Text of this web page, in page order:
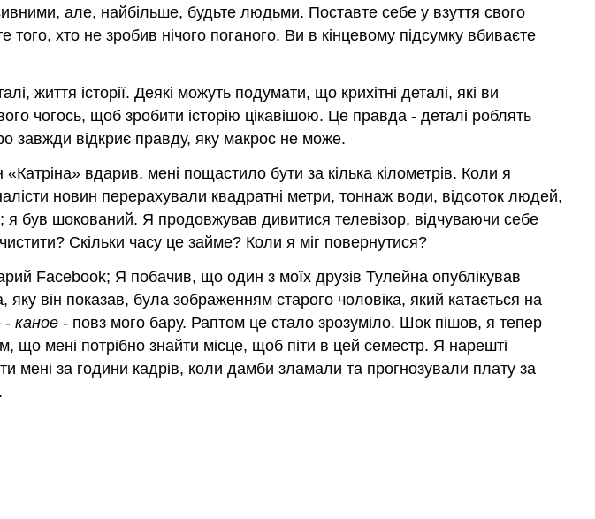
але, найбільше, будьте людьми. Поставте себе у взуття свого
хто не зробив нічого поганого. Ви в кінцевому підсумку вбиваєте
історії. Деякі можуть подумати, що крихітні деталі, які ви
чогось, щоб зробити історію цікавішою. Це правда - деталі роблять
завжди відкриє правду, яку макрос не може.
вдарив, мені пощастило бути за кілька кілометрів. Коли я
новин перерахували квадратні метри, тоннаж води, відсоток людей,
я був шокований. Я продовжував дивитися телевізор, відчуваючи себе
Скільки часу це займе? Коли я міг повернутися?
Facebook; Я побачив, що один з моїх друзів Тулейна опублікував
він показав, була зображенням старого чоловіка, який катається на
- каное - повз мого бару. Раптом це стало зрозуміло. Шок пішов, я тепер
що мені потрібно знайти місце, щоб піти в цей семестр. Я нарешті
за години кадрів, коли дамби зламали та прогнозували плату за